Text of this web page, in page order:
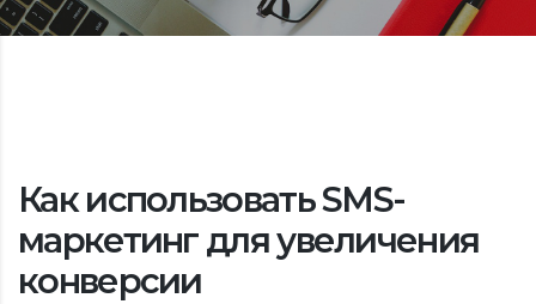
Как использовать SMS-
маркетинг для увеличения
конверсии